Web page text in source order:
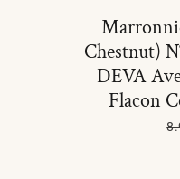
Chestnut)
DEVA
Flacon